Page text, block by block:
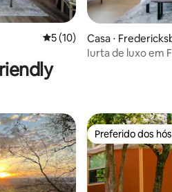
5 de uma avaliação média
5 (10)
Casa ⋅
Iurta de luxo em
Preferido dos
Preferido dos